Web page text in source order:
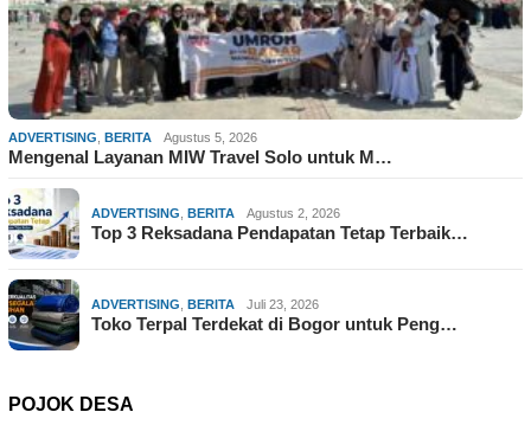
ADVERTISING BERITA Agustus 5, 2026
Mengenal Layanan MIW Travel Solo untuk M…
ADVERTISING BERITA Agustus 2, 2026
Top 3 Reksadana Pendapatan Tetap Terbaik…
ADVERTISING BERITA Juli 23, 2026
Toko Terpal Terdekat di Bogor untuk Peng…
POJOK DESA